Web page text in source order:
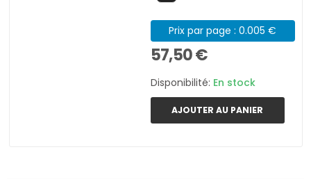
Prix par page : 0.005 €
57,50 €
Disponibilité: En stock
AJOUTER AU PANIER